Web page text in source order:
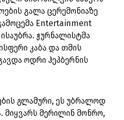
გალა ცერემონიაზე
Entertainment
ჟურნალისტმა
კაბა და თმის
ოდრი ჰეპბერნის
გლამური, ეს უბრალოდ
მიყვარს მერილინ მონრო,